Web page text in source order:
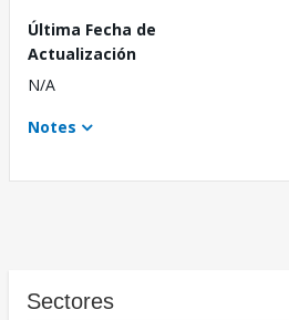
Última Fecha de
Actualización
N/A
Notes
Sectores